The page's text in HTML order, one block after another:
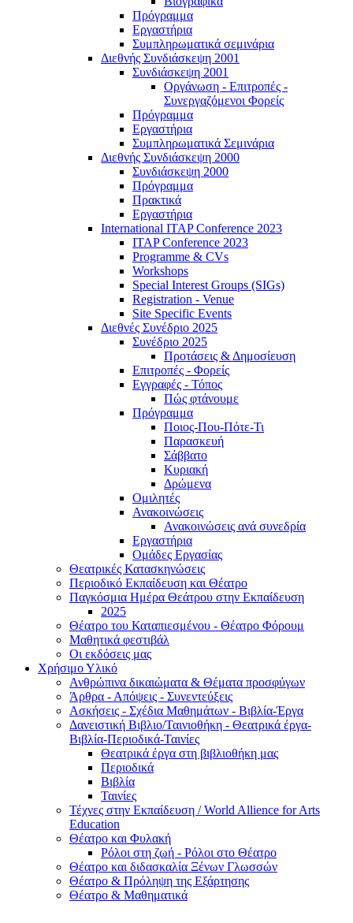
Πρόγραμμα
Εργαστήρια
Συμπληρωματικά σεμινάρια
Διεθνής Συνδιάσκεψη 2001
Συνδιάσκεψη 2001
Οργάνωση - Επιτροπές -
Συνεργαζόμενοι Φορείς
Πρόγραμμα
Εργαστήρια
Συμπληρωματικά Σεμινάρια
Διεθνής Συνδιάσκεψη 2000
Συνδιάσκεψη 2000
Πρόγραμμα
Πρακτικά
Εργαστήρια
International ITAP Conference 2023
ITAP Conference 2023
Programme & CVs
Workshops
Special Interest Groups (SIGs)
Registration - Venue
Site Specific Events
Διεθνές Συνέδριο 2025
Συνέδριο 2025
Προτάσεις & Δημοσίευση
Επιτροπές - Φορείς
Εγγραφές - Τόπος
Πώς φτάνουμε
Πρόγραμμα
Ποιος-Που-Πότε-Τι
Παρασκευή
Σάββατο
Κυριακή
Δρώμενα
Ομιλητές
Ανακοινώσεις
Ανακοινώσεις ανά συνεδρία
Εργαστήρια
Ομάδες Εργασίας
Θεατρικές Κατασκηνώσεις
Περιοδικό Εκπαίδευση και Θέατρο
Παγκόσμια Ημέρα Θεάτρου στην Εκπαίδευση
2025
Θέατρο του Καταπιεσμένου - Θέατρο Φόρουμ
Μαθητικά φεστιβάλ
Οι εκδόσεις μας
Χρήσιμο Υλικό
Ανθρώπινα δικαιώματα & Θέματα προσφύγων
Άρθρα - Απόψεις - Συνεντεύξεις
Ασκήσεις - Σχέδια Μαθημάτων - Βιβλία-Έργα
Δανειστική Βιβλιο/Ταινιοθήκη - Θεατρικά έργα-
Βιβλία-Περιοδικά-Ταινίες
Θεατρικά έργα στη βιβλιοθήκη μας
Περιοδικά
Βιβλία
Ταινίες
Τέχνες στην Εκπαίδευση / World Allience for Arts
Education
Θέατρο και Φυλακή
Ρόλοι στη ζωή - Ρόλοι στο Θέατρο
Θέατρο και διδασκαλία Ξένων Γλωσσών
Θέατρο & Πρόληψη της Εξάρτησης
Θέατρο & Μαθηματικά